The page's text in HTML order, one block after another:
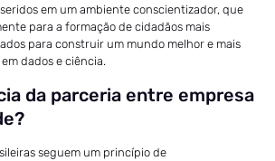
em um ambiente conscientizador, que
para a formação de cidadãos mais
para construir um mundo melhor e mais
dados e ciência.
da parceria entre empresa
seguem um princípio de